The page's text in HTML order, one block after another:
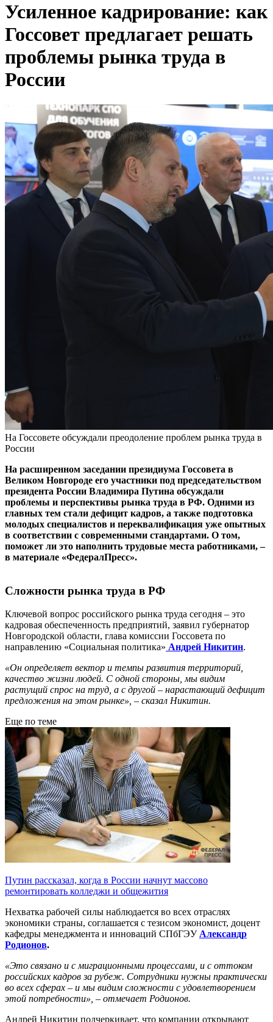
Усиленное кадрирование: как
Госсовет предлагает решать
проблемы рынка труда в
России
На Госсовете обсуждали преодоление проблем рынка труда в
России
На расширенном заседании президиума Госсовета в
Великом Новгороде его участники под председательством
президента России Владимира Путина обсуждали
проблемы и перспективы рынка труда в РФ. Одними из
главных тем стали дефицит кадров, а также подготовка
молодых специалистов и переквалификация уже опытных
в соответствии с современными стандартами. О том,
поможет ли это наполнить трудовые места работниками, –
в материале «ФедералПресс».
Сложности рынка труда в РФ
Ключевой вопрос российского рынка труда сегодня – это
кадровая обеспеченность предприятий, заявил губернатор
Новгородской области, глава комиссии Госсовета по
направлению «Социальная политика» Андрей Никитин.
«Он определяет вектор и темпы развития территорий,
качество жизни людей. С одной стороны, мы видим
растущий спрос на труд, а с другой – нарастающий дефицит
предложения на этом рынке», – сказал Никитин.
Еще по теме
Путин рассказал, когда в России начнут массово
ремонтировать колледжи и общежития
Нехватка рабочей силы наблюдается во всех отраслях
экономики страны, соглашается с тезисом экономист, доцент
кафедры менеджмента и инноваций СПбГЭУ Александр
Родионов.
«Это связано и с миграционными процессами, и с оттоком
российских кадров за рубеж. Сотрудники нужны практически
во всех сферах – и мы видим сложности с удовлетворением
этой потребности», – отмечает Родионов.
Андрей Никитин подчеркивает, что компании открывают